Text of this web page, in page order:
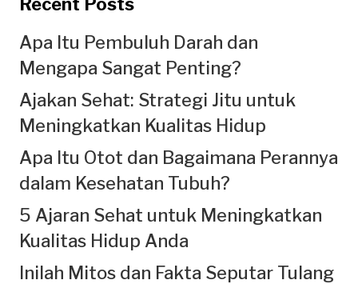
Apa Itu Pembuluh Darah dan
Mengapa Sangat Penting?
Ajakan Sehat: Strategi Jitu untuk
Meningkatkan Kualitas Hidup
Apa Itu Otot dan Bagaimana Perannya
dalam Kesehatan Tubuh?
5 Ajaran Sehat untuk Meningkatkan
Kualitas Hidup Anda
Inilah Mitos dan Fakta Seputar Tulang